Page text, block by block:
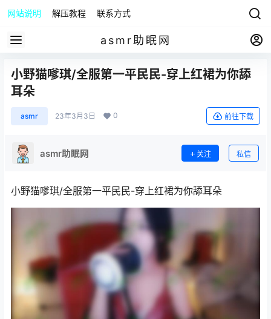
网站说明 解压教程 联系方式
asmr助眠网
小野猫嗲琪/全服第一平民民-穿上红裙为你舔
耳朵
asmr 23年3月3日 0 前往下载
asmr助眠网 关注 私信
小野猫嗲琪/全服第一平民民-穿上红裙为你舔耳朵